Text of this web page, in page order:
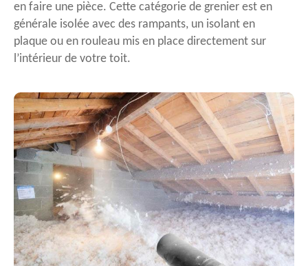
en faire une pièce. Cette catégorie de grenier est en
générale isolée avec des rampants, un isolant en
plaque ou en rouleau mis en place directement sur
l’intérieur de votre toit.